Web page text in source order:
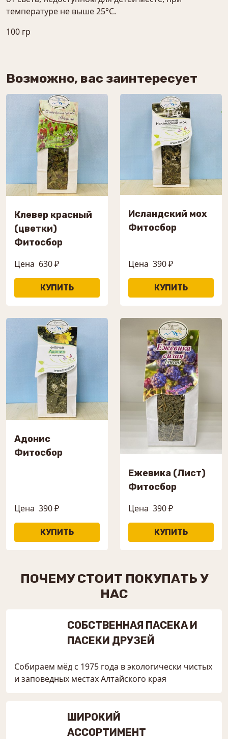
температуре не выше 25°С.
100 гр
Возможно, вас заинтересует
Клевер красный
(цветки)
Фитосбор
Цена 630 ₽
Исландский мох
Фитосбор
Цена 390 ₽
Адонис
Фитосбор
Цена 390 ₽
Ежевика (Лист)
Фитосбор
Цена 390 ₽
ПОЧЕМУ СТОИТ ПОКУПАТЬ У
НАС
СОБСТВЕННАЯ ПАСЕКА И
ПАСЕКИ ДРУЗЕЙ
Собираем мёд с 1975 года в экологически чистых
и заповедных местах Алтайского края
ШИРОКИЙ
АССОРТИМЕНТ